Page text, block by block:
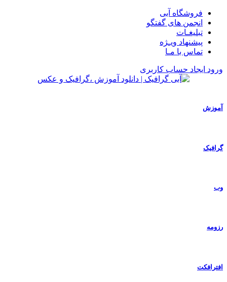
فروشگاه آبی
انجمن های گفتگو
تبلیغـات
پیشنهاد ویـژه
تماس با مـا
ورود ایجاد حساب کاربری
آموزش
گرافیک
وب
رزومه
افترافکت